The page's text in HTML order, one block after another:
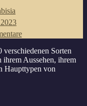
zu
Sativa
und
Indica:
Wirkung
und
verschiedenen Sorten
ihrem Aussehen, ihrem
Haupttypen von